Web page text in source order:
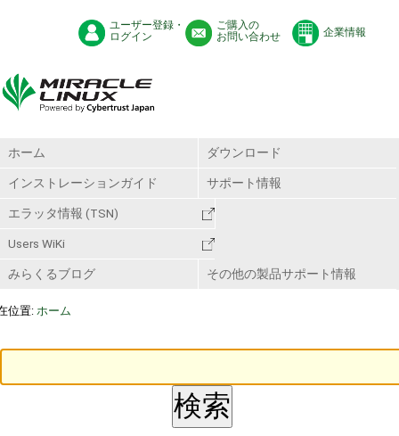
ユーザー登録・
ログイン
ご購入の
お問い合わせ
企業情報
ホーム ダウンロード
インストレーションガイド サポート情報
エラッタ情報 (TSN)
Users WiKi
みらくるブログ その他の製品サポート情報
位置: ホーム